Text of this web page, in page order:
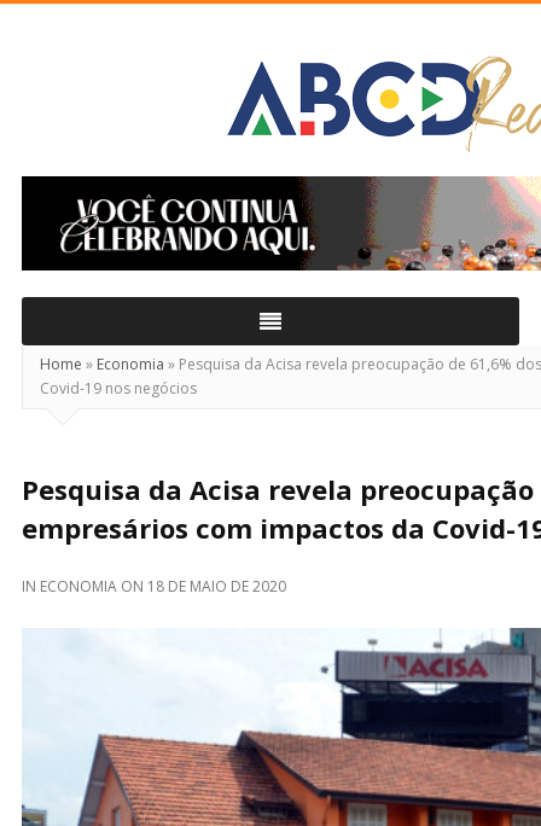
Home » Economia » Pesquisa da Acisa revela preocupação de 61,6%
Covid-19 nos negócios
Pesquisa da Acisa revela preocupação
empresários com impactos da Covid-
IN ECONOMIA ON 18 DE MAIO DE 2020